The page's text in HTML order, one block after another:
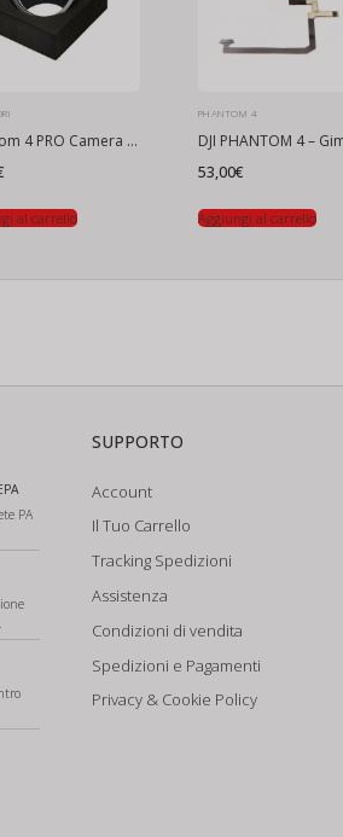
Phantom 4 PRO Camera Lens uv
al carrello
PHANTOM 4
53,00€
Aggiungi al carrello
PA
SUPPORTO
Account
Il Tuo Carrello
Tracking Spedizioni
Assistenza
Condizioni di vendita
Spedizioni e Pagamenti
Privacy & Cookie Policy